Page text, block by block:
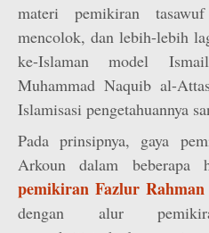
materi pemikiran
mencolok, dan lebih-lebih
ke-Islaman model
Muhammad Naquib al-
Islamisasi pengetahuannya
Pada prinsipnya, gaya
Arkoun dalam beberapa
pemikiran Fazlur Rahman
dengan alur